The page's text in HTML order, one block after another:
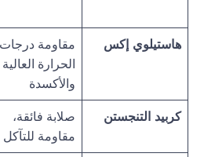
هاستيلوي إكس
مقاومة درجات
الحرارة العالية
والأكسدة
كربيد التنجستن
صلابة فائقة،
مقاومة للتآكل